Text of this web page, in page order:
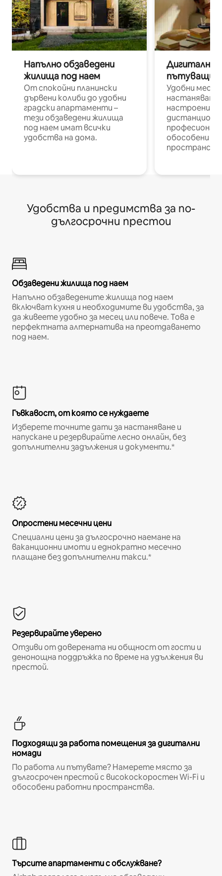
Напълно обзаведени
жилища под наем
От спокойни планински
дървени колиби до удобни
градски апартаменти –
тези обзаведени жилища
под наем имат всички
удобства на дома.
Дигитални
пътуващи
Удобни
настаняване
настроени и
обособени
Удобства и предимства за по-
дългосрочни престои
Обзаведени жилища под наем
Напълно обзаведените жилища под наем
включват кухня и необходимите ви удобства, за
да живеете удобно за месец или повече. Това е
перфектната алтернатива на преотдаването
под наем.
Гъвкавост, от която се нуждаете
Изберете точните дати за настаняване и
напускане и резервирайте лесно онлайн, без
допълнителни задължения и документи.*
Опростени месечни цени
Специални цени за дългосрочно наемане на
ваканционни имоти и еднократно месечно
плащане без допълнителни такси.*
Резервирайте уверено
Отзиви от доверената ни общност от гости и
денонощна поддръжка по време на удължения ви
престой.
Подходящи за работа помещения за дигитални
номади
По работа ли пътувате? Намерете място за
дългосрочен престой с високоскоростен Wi-Fi и
обособени работни пространства.
Търсите апартаменти с обслужване?